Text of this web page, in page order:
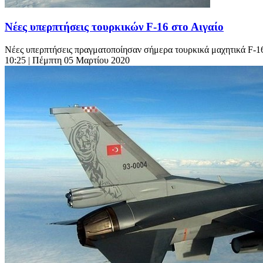
Νέες υπερπτήσεις τουρκικών F-16 στο Αιγαίο
Νέες υπερπτήσεις πραγματοποίησαν σήμερα τουρκικά μαχητικά F-
10:25 | Πέμπτη 05 Μαρτίου 2020